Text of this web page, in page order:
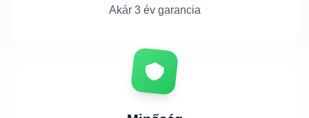
Akár 3 év garancia